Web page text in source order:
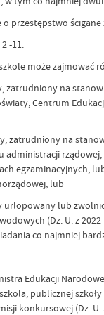
przestępstwo
-11.
może zajmować
na
Centrum
zatrudniony na
administracji
egzaminacyjnych,
lub
lub
(Dz. U. z
co najmniej
Edukacji
publicznej
konkursowej (Dz.